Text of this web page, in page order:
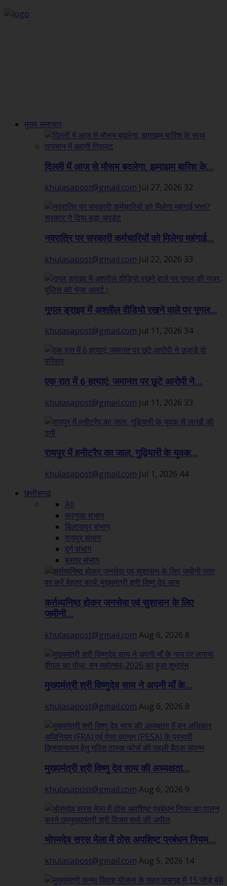
मुख्य समाचार
दिल्ली में आज से मौसम बदलेगा, झमाझम बारिश के...
khulasapost@gmail.com Jul 27, 2026 32
नवरात्रि पर सरकारी कर्मचारियों को मिलेगा महंगाई...
khulasapost@gmail.com Jul 22, 2026 33
गूगल ड्राइव में अश्लील वीडियो रखने वाले पर गूगल...
khulasapost@gmail.com Jul 11, 2026 34
एक रात में 6 हत्याएं: जमानत पर छूटे आरोपी ने...
khulasapost@gmail.com Jul 11, 2026 33
रायपुर में हनीट्रैप का जाल, गुढ़ियारी के युवक...
khulasapost@gmail.com Jul 1, 2026 44
छत्तीसगढ़
All
सरगुजा संभाग
बिलासपुर संभाग
रायपुर संभाग
दुर्ग संभाग
बस्तर संभाग
कर्तव्यनिष्ठ होकर जनसेवा एवं सुशासन के लिए
जमीनी...
khulasapost@gmail.com Aug 6, 2026 8
मुख्यमंत्री श्री विष्णुदेव साय ने अपनी माँ के...
khulasapost@gmail.com Aug 6, 2026 8
मुख्यमंत्री श्री विष्णु देव साय की अध्यक्षता...
khulasapost@gmail.com Aug 6, 2026 9
भोरमदेव सरस मेला में ठोस अपशिष्ट प्रबंधन नियम...
khulasapost@gmail.com Aug 5, 2026 14